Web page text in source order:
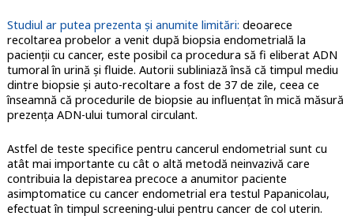
Studiul ar putea prezenta și anumite limitări: deoarece
recoltarea probelor a venit după biopsia endometrială la
pacienții cu cancer, este posibil ca procedura să fi eliberat ADN
tumoral în urină și fluide. Autorii subliniază însă că timpul mediu
dintre biopsie și auto-recoltare a fost de 37 de zile, ceea ce
înseamnă că procedurile de biopsie au influențat în mică măsură
prezența ADN-ului tumoral circulant.
Astfel de teste specifice pentru cancerul endometrial sunt cu
atât mai importante cu cât o altă metodă neinvazivă care
contribuia la depistarea precoce a anumitor paciente
asimptomatice cu cancer endometrial era testul Papanicolau,
efectuat în timpul screening-ului pentru cancer de col uterin.